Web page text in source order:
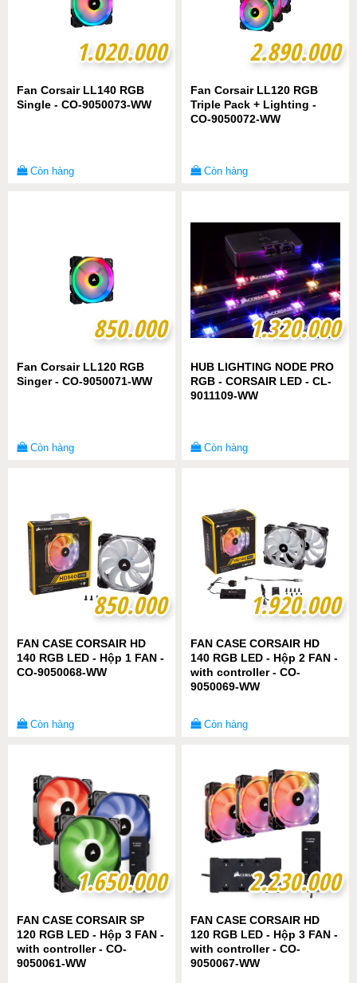
1.020.000
1.020.000
Fan Corsair LL140 RGB
Single - CO-9050073-WW
Còn hàng
2.890.000
2.890.000
Fan Corsair LL120 RGB
Triple Pack + Lighting -
CO-9050072-WW
Còn hàng
850.000
850.000
Fan Corsair LL120 RGB
Singer - CO-9050071-WW
Còn hàng
1.320.000
1.320.000
HUB LIGHTING NODE PRO
RGB - CORSAIR LED - CL-
9011109-WW
Còn hàng
850.000
850.000
FAN CASE CORSAIR HD
140 RGB LED - Hộp 1 FAN -
CO-9050068-WW
Còn hàng
1.920.000
1.920.000
FAN CASE CORSAIR HD
140 RGB LED - Hộp 2 FAN -
with controller - CO-
9050069-WW
Còn hàng
1.650.000
1.650.000
FAN CASE CORSAIR SP
120 RGB LED - Hộp 3 FAN -
with controller - CO-
9050061-WW
2.230.000
2.230.000
FAN CASE CORSAIR HD
120 RGB LED - Hộp 3 FAN -
with controller - CO-
9050067-WW